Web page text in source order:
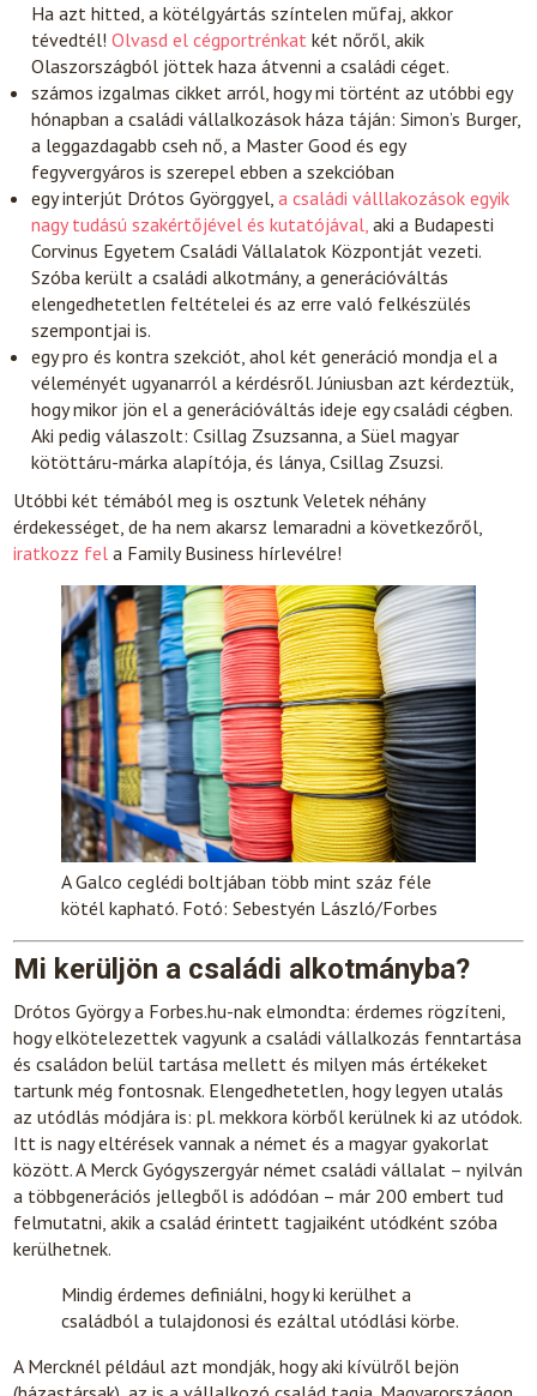
Ha azt hitted, a kötélgyártás színtelen műfaj, akkor
tévedtél!Olvasd el cégportrénkatkét nőről, akik
Olaszországból jöttek haza átvenni a családi céget.
számos izgalmas cikket arról, hogy mi történt az utóbbi egy
hónapban a családi vállalkozások háza táján: Simon’s Burger,
a leggazdagabb cseh nő, a Master Good és egy
fegyvergyáros is szerepel ebben a szekcióban
egy interjút Drótos Györggyel,a családi válllakozások egyik
nagy tudású szakértőjével és kutatójával, aki a Budapesti
Corvinus Egyetem Családi Vállalatok Központját vezeti.
Szóba került a családi alkotmány, a generációváltás
elengedhetetlen feltételei és az erre való felkészülés
szempontjai is.
egy pro és kontra szekciót, ahol két generáció mondja el a
véleményét ugyanarról a kérdésről. Júniusban azt kérdeztük,
hogy mikor jön el a generációváltás ideje egy családi cégben.
Aki pedig válaszolt: Csillag Zsuzsanna, a Süel magyar
kötöttáru-márka alapítója, és lánya, Csillag Zsuzsi.
Utóbbi két témából meg is osztunk Veletek néhány
érdekességet, de ha nem akarsz lemaradni a következőről,
iratkozz fel a Family Business hírlevélre!
A Galco ceglédi boltjában több mint száz féle
kötél kapható. Fotó: Sebestyén László/Forbes
Mi kerüljön a családi alkotmányba?
Drótos György a Forbes.hu-nak elmondta: érdemes rögzíteni,
hogy elkötelezettek vagyunk a családi vállalkozás fenntartása
és családon belül tartása mellett és milyen más értékeket
tartunk még fontosnak. Elengedhetetlen, hogy legyen utalás
az utódlás módjára is: pl. mekkora körből kerülnek ki az utódok.
Itt is nagy eltérések vannak a német és a magyar gyakorlat
között. A Merck Gyógyszergyár német családi vállalat – nyilván
a többgenerációs jellegből is adódóan – már 200 embert tud
felmutatni, akik a család érintett tagjaiként utódként szóba
kerülhetnek.
Mindig érdemes definiálni, hogy ki kerülhet a
családból a tulajdonosi és ezáltal utódlási körbe.
A Mercknél például azt mondják, hogy aki kívülről bejön